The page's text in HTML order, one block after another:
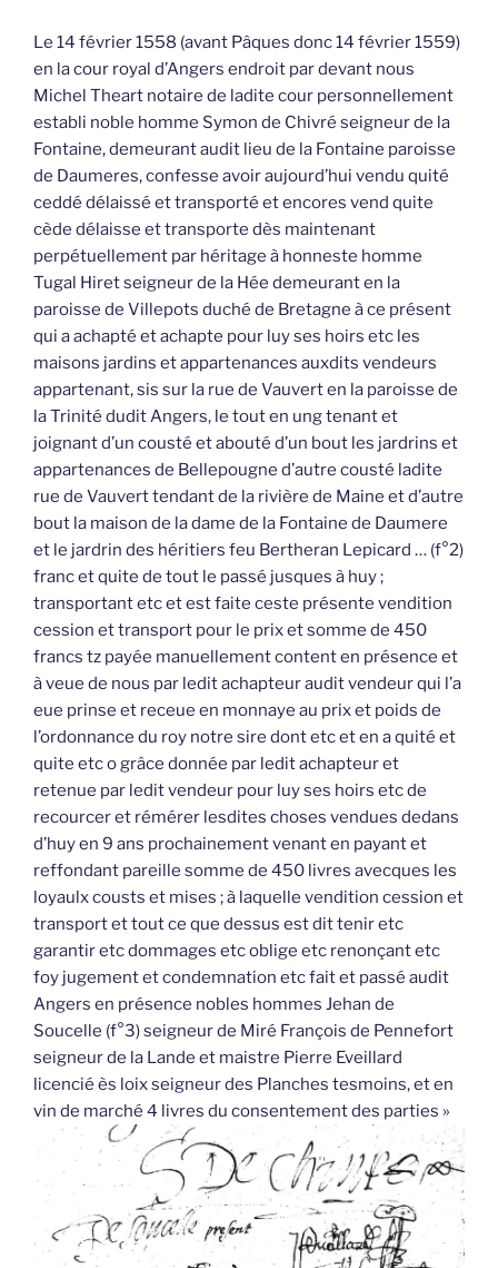
Le 14 février 1558 (avant Pâques donc 14 février 1559)
en la cour royal d’Angers endroit par devant nous
Michel Theart notaire de ladite cour personnellement
establi noble homme Symon de Chivré seigneur de la
Fontaine, demeurant audit lieu de la Fontaine paroisse
de Daumeres, confesse avoir aujourd’hui vendu quité
ceddé délaissé et transporté et encores vend quite
cède délaisse et transporte dès maintenant
perpétuellement par héritage à honneste homme
Tugal Hiret seigneur de la Hée demeurant en la
paroisse de Villepots duché de Bretagne à ce présent
qui a achapté et achapte pour luy ses hoirs etc les
maisons jardins et appartenances auxdits vendeurs
appartenant, sis sur la rue de Vauvert en la paroisse de
la Trinité dudit Angers, le tout en ung tenant et
joignant d’un cousté et abouté d’un bout les jardrins et
appartenances de Bellepougne d’autre cousté ladite
rue de Vauvert tendant de la rivière de Maine et d’autre
bout la maison de la dame de la Fontaine de Daumere
et le jardrin des héritiers feu Bertheran Lepicard … (f°2)
franc et quite de tout le passé jusques à huy ;
transportant etc et est faite ceste présente vendition
cession et transport pour le prix et somme de 450
francs tz payée manuellement content en présence et
à veue de nous par ledit achapteur audit vendeur qui l’a
eue prinse et receue en monnaye au prix et poids de
l’ordonnance du roy notre sire dont etc et en a quité et
quite etc o grâce donnée par ledit achapteur et
retenue par ledit vendeur pour luy ses hoirs etc de
recourcer et rémérer lesdites choses vendues dedans
d’huy en 9 ans prochainement venant en payant et
reffondant pareille somme de 450 livres avecques les
loyaulx cousts et mises ; à laquelle vendition cession et
transport et tout ce que dessus est dit tenir etc
garantir etc dommages etc oblige etc renonçant etc
foy jugement et condemnation etc fait et passé audit
Angers en présence nobles hommes Jehan de
Soucelle (f°3) seigneur de Miré François de Pennefort
seigneur de la Lande et maistre Pierre Eveillard
licencié ès loix seigneur des Planches tesmoins, et en
vin de marché 4 livres du consentement des parties »